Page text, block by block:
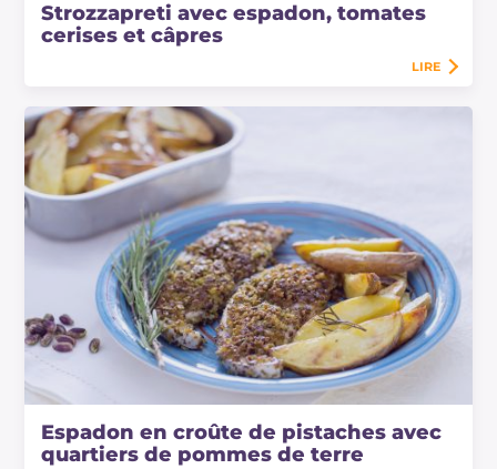
Strozzapreti avec espadon, tomates
cerises et câpres
LIRE
Espadon en croûte de pistaches avec
quartiers de pommes de terre